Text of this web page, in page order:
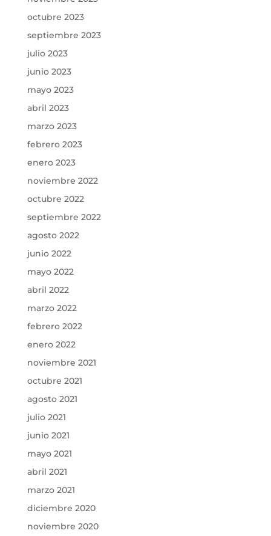
octubre 2023
septiembre 2023
julio 2023
junio 2023
mayo 2023
abril 2023
marzo 2023
febrero 2023
enero 2023
noviembre 2022
octubre 2022
septiembre 2022
agosto 2022
junio 2022
mayo 2022
abril 2022
marzo 2022
febrero 2022
enero 2022
noviembre 2021
octubre 2021
agosto 2021
julio 2021
junio 2021
mayo 2021
abril 2021
marzo 2021
diciembre 2020
noviembre 2020